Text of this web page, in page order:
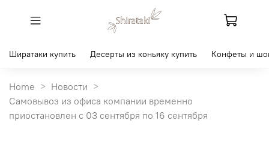
Ширатаки купить Десерты из коньяку купить Конфеты и
Home
Новости
Самовывоз из офиса компании временно
приостановлен с 03 сентября по 16 сентября